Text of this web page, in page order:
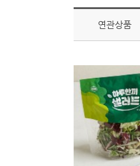
연관상품